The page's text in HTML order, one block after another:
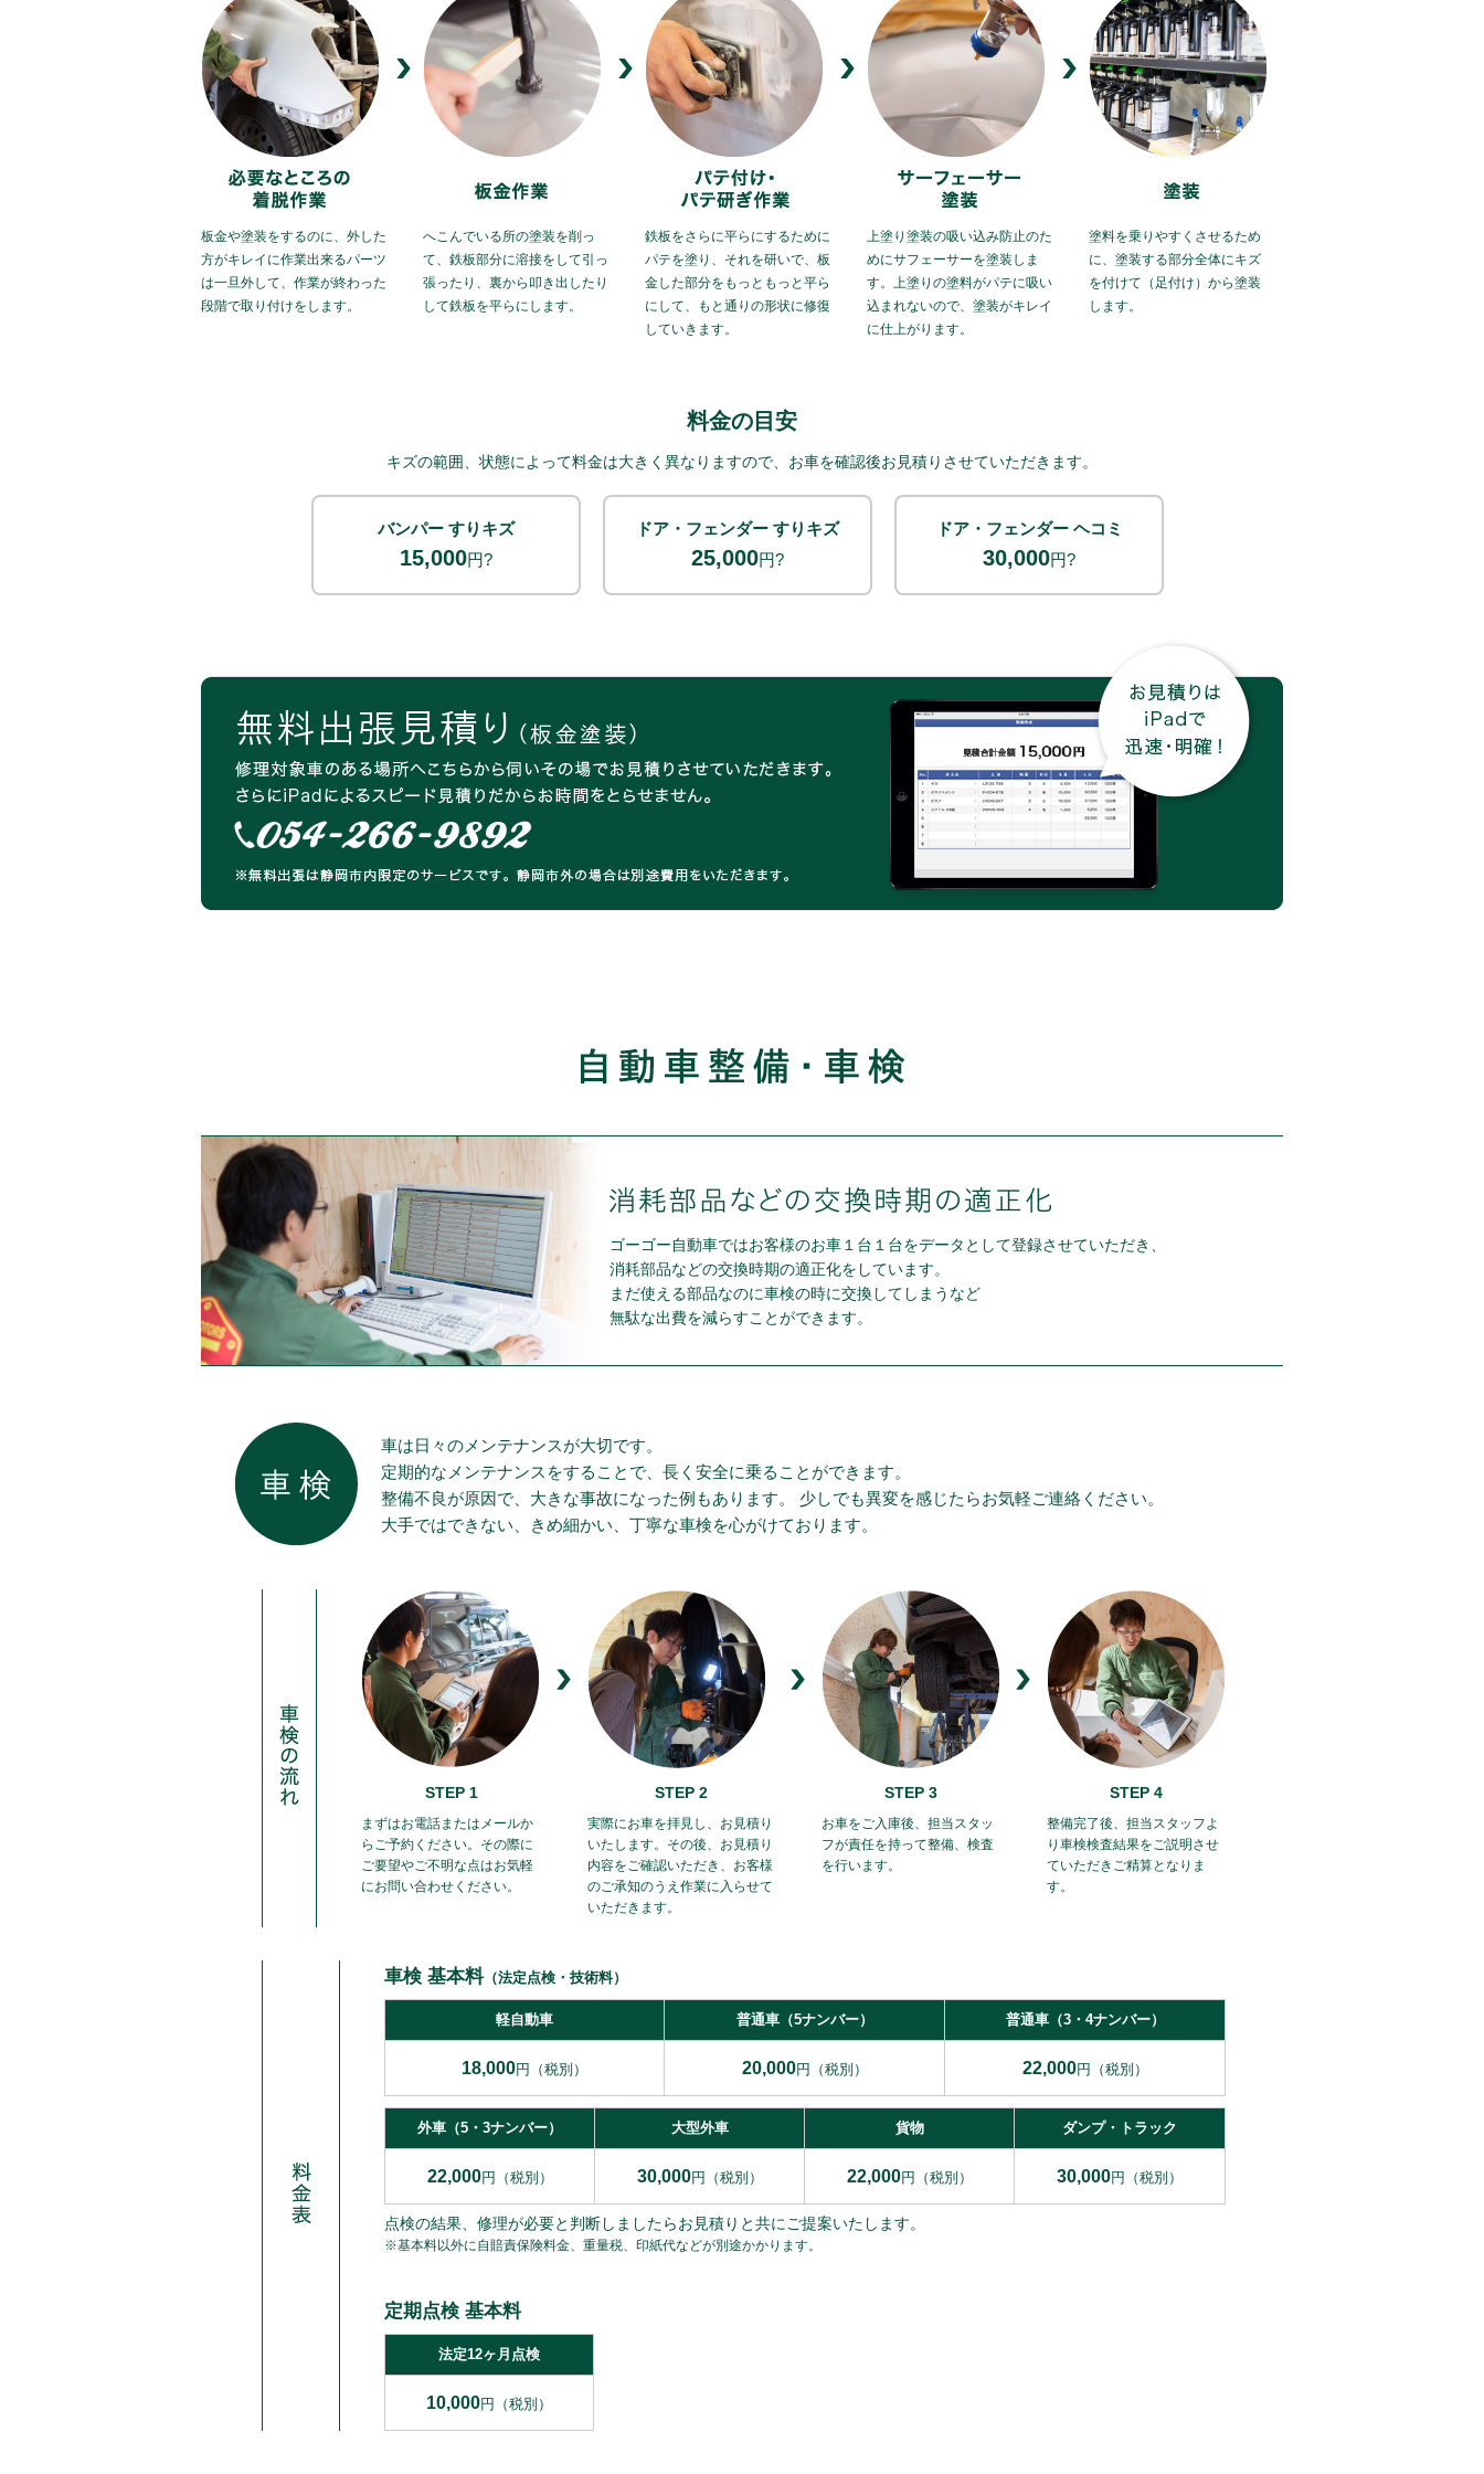
板金や塗装をするのに、外した
方がキレイに作業出来るパーツ
は一旦外して、作業が終わった
段階で取り付けをします。
へこんでいる所の塗装を削っ
て、鉄板部分に溶接をして引っ
張ったり、裏から叩き出したり
して鉄板を平らにします。
鉄板をさらに平らにするために
パテを塗り、それを研いで、板
金した部分をもっともっと平ら
にして、もと通りの形状に修復
していきます。
上塗り塗装の吸い込み防止のた
めにサフェーサーを塗装しま
す。上塗りの塗料がパテに吸い
込まれないので、塗装がキレイ
に仕上がります。
塗料を乗りやすくさせるため
に、塗装する部分全体にキズ
を付けて（足付け）から塗装
します。
料金の目安
キズの範囲、状態によって料金は大きく異なりますので、お車を確認後お見積りさせていただきます。
バンパー すりキズ
15,000円?
ドア・フェンダー すりキズ
25,000円?
ドア・フェンダー ヘコミ
30,000円?
ゴーゴー自動車ではお客様のお車１台１台をデータとして登録させていただき、
消耗部品などの交換時期の適正化をしています。
まだ使える部品なのに車検の時に交換してしまうなど
無駄な出費を減らすことができます。
車は日々のメンテナンスが大切です。
定期的なメンテナンスをすることで、長く安全に乗ることができます。
整備不良が原因で、大きな事故になった例もあります。 少しでも異変を感じたらお気軽ご連絡ください。
大手ではできない、きめ細かい、丁寧な車検を心がけております。
STEP 1
まずはお電話またはメールか
らご予約ください。その際に
ご要望やご不明な点はお気軽
にお問い合わせください。
STEP 2
実際にお車を拝見し、お見積り
いたします。その後、お見積り
内容をご確認いただき、お客様
のご承知のうえ作業に入らせて
いただきます。
STEP 3
お車をご入庫後、担当スタッ
フが責任を持って整備、検査
を行います。
STEP 4
整備完了後、担当スタッフよ
り車検検査結果をご説明させ
ていただきご精算となりま
す。
車検 基本料（法定点検・技術料）
軽自動車 普通車（5ナンバー） 普通車（3・4ナンバー）
18,000円（税別） 20,000円（税別） 22,000円（税別）
外車（5・3ナンバー） 大型外車 貨物 ダンプ・トラック
22,000円（税別） 30,000円（税別） 22,000円（税別） 30,000円（税別）
点検の結果、修理が必要と判断しましたらお見積りと共にご提案いたします。
※基本料以外に自賠責保険料金、重量税、印紙代などが別途かかります。
定期点検 基本料
法定12ヶ月点検
10,000円（税別）